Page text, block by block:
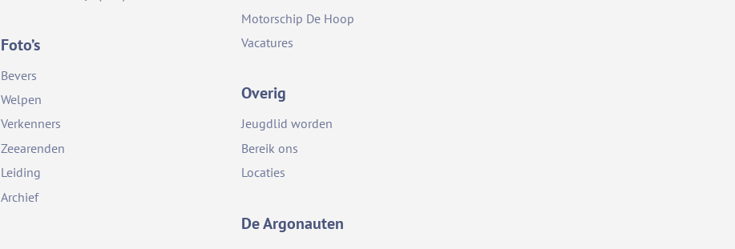
Foto’s
Bevers
Welpen
Verkenners
Zeearenden
Leiding
Archief
Motorschip De Hoop
Vacatures
Overig
Jeugdlid worden
Bereik ons
Locaties
De Argonauten